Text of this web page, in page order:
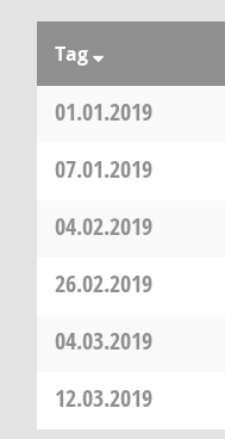
Tag
01.01.2019
07.01.2019
04.02.2019
26.02.2019
04.03.2019
12.03.2019